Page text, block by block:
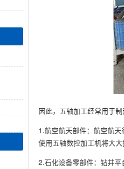
因此，五轴加工经常用于
1.航空航天部件：航空航
使用五轴数控加工机将大大
2.石化设备零部件：钻井